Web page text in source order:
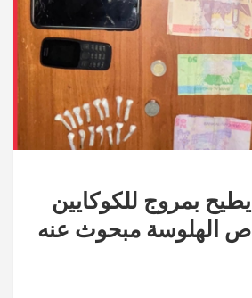
بمروج للكوكايين
الهلوسة مبحوث عنه